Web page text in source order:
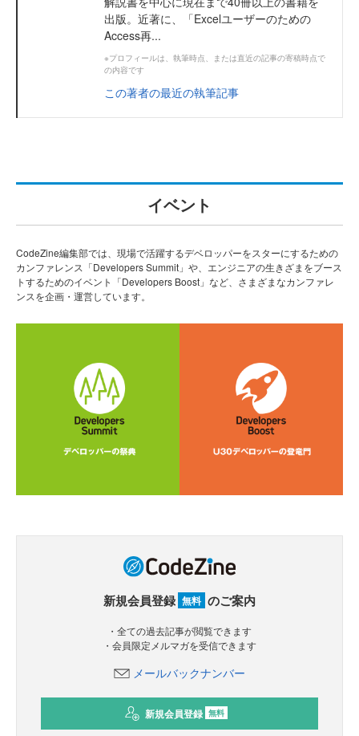
出版。近著に、「Excelユーザーのための
Access再...
※プロフィールは、執筆時点、または直近の記事の寄稿時点で
の内容です
この著者の最近の執筆記事
イベント
CodeZine編集部では、現場で活躍するデベロッパーをスターにするための
カンファレンス「Developers Summit」や、エンジニアの生きざまをブース
トするためのイベント「Developers Boost」など、さまざまなカンファレ
ンスを企画・運営しています。
新規会員登録 無料 のご案内
・全ての過去記事が閲覧できます
・会員限定メルマガを受信できます
メールバックナンバー
新規会員登録 無料